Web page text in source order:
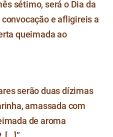
sétimo, será o Dia da
e afligireis a
queimada ao
serão duas dízimas
amassada com
de aroma